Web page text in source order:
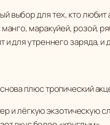
0
₽
выбор для тех, кто
маракуйей, розой,
для утреннего заряда, и
плюс тропический
и лёгкую экзотическую